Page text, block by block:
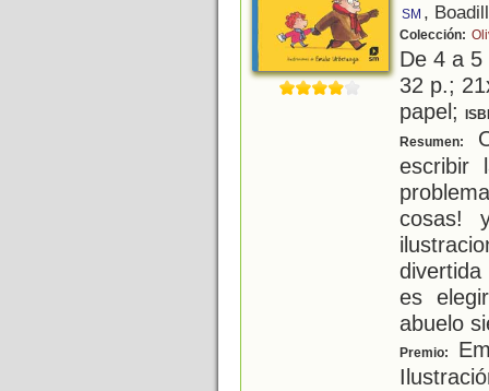
SM ,
Colección:
De 4 a
32 p.;
papel;
Resumen:
escribir
cosas!
es
abuelo
Premio: